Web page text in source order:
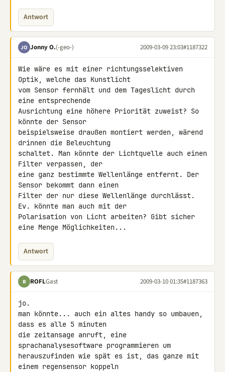
Antwort
JO Jonny O.(-geo-) 2009-03-09 23:03#1187322
Wie wäre es mit einer richtungsselektiven
Optik, welche das Kunstlicht
vom Sensor fernhält und dem Tageslicht durch
eine entsprechende
Ausrichtung eine höhere Priorität zuweist? So
könnte der Sensor
beispielsweise draußen montiert werden, wärend
drinnen die Beleuchtung
schaltet. Man könnte der Lichtquelle auch einen
Filter verpassen, der
eine ganz bestimmte Wellenlänge entfernt. Der
Sensor bekommt dann einen
Filter der nur diese Wellenlänge durchlässt.
Ev. könnte man auch mit der
Polarisation von Licht arbeiten? Gibt sicher
eine Menge Möglichkeiten...
Antwort
R ROFLGast 2009-03-10 01:35#1187363
jo.
man könnte... auch ein altes handy so umbauen,
dass es alle 5 minuten
die zeitansage anruft, eine
sprachanalysesoftware programmieren um
herauszufinden wie spät es ist, das ganze mit
einem regensensor koppeln